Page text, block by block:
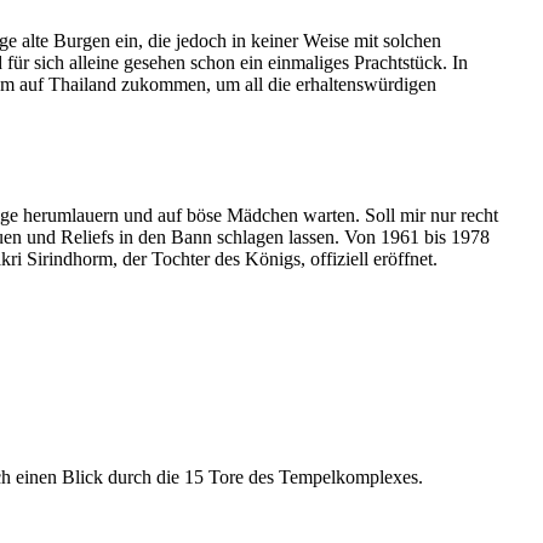
alte Burgen ein, die jedoch in keiner Weise mit solchen
sich alleine gesehen schon ein einmaliges Prachtstück. In
auf Thailand zukommen, um all die erhaltenswürdigen
herumlauern und auf böse Mädchen warten. Soll mir nur recht
und Reliefs in den Bann schlagen lassen. Von 1961 bis 1978
Sirindhorm, der Tochter des Königs, offiziell eröffnet.
einen Blick durch die 15 Tore des Tempelkomplexes.